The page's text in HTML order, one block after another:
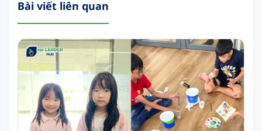
Bài viết liên quan